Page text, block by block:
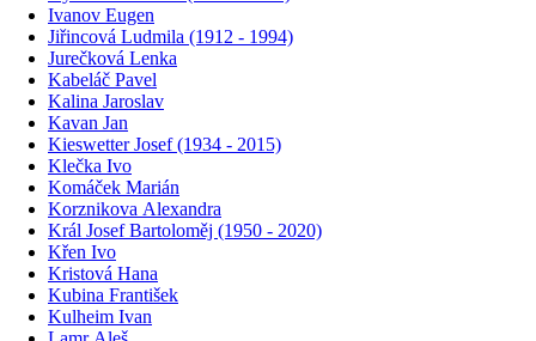
Ivanov Eugen
Jiřincová Ludmila (1912 - 1994)
Jurečková Lenka
Kabeláč Pavel
Kalina Jaroslav
Kavan Jan
Kieswetter Josef (1934 - 2015)
Klečka Ivo
Komáček Marián
Korznikova Alexandra
Král Josef Bartoloměj (1950 - 2020)
Křen Ivo
Kristová Hana
Kubina František
Kulheim Ivan